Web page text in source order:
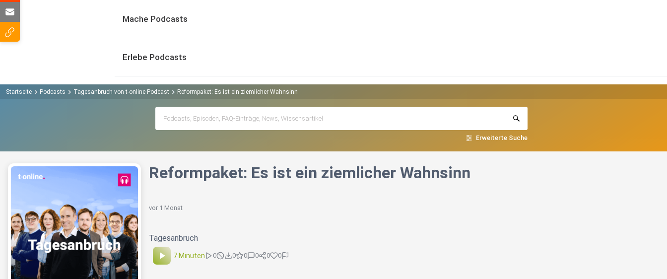
Mache Podcasts
Erlebe Podcasts
Startseite Podcasts Tagesanbruch von t-online Podcast Reformpaket: Es ist ein ziemlicher Wahnsinn
Erweiterte Suche
Reformpaket: Es ist ein ziemlicher Wahnsinn
vor 1 Monat
Tagesanbruch
7 Minuten 0 0 0 0 0 0